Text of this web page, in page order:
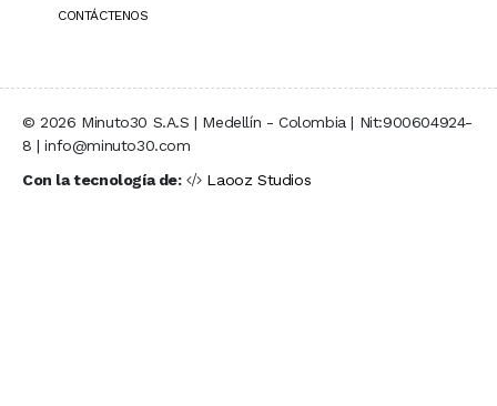
CONTÁCTENOS
© 2026 Minuto30 S.A.S | Medellín - Colombia | Nit:900604924-
8 | info@minuto30.com
Con la tecnología de:
Laooz Studios